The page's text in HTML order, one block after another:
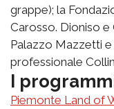
grappe); la
Carosso. Dioniso
Palazzo Mazzetti e
professionale
I
Piemonte Land of